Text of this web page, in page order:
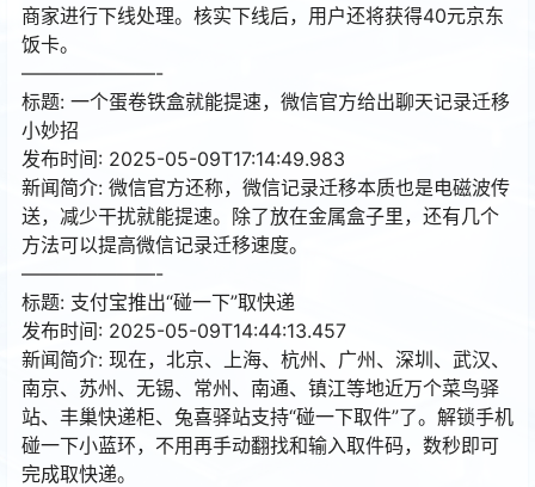
商家进行下线处理。核实下线后，用户还将获得40元京东
饭卡。
———————-
标题: 一个蛋卷铁盒就能提速，微信官方给出聊天记录迁移
小妙招
发布时间: 2025-05-09T17:14:49.983
新闻简介: 微信官方还称，微信记录迁移本质也是电磁波传
送，减少干扰就能提速。除了放在金属盒子里，还有几个
方法可以提高微信记录迁移速度。
———————-
标题: 支付宝推出“碰一下”取快递
发布时间: 2025-05-09T14:44:13.457
新闻简介: 现在，北京、上海、杭州、广州、深圳、武汉、
南京、苏州、无锡、常州、南通、镇江等地近万个菜鸟驿
站、丰巢快递柜、兔喜驿站支持“碰一下取件”了。解锁手机
碰一下小蓝环，不用再手动翻找和输入取件码，数秒即可
完成取快递。